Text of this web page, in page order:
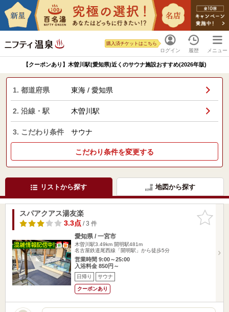
ログイン
購入済チケットはこちら
履歴 メニュー
【クーポンあり】木曽川駅(愛知県)近くのサウナ施設おすすめ(2026年版)
1. 都道府県 東海 / 愛知県
2. 沿線・駅 木曽川駅
3. こだわり条件 サウナ
こだわり条件を変更する
リストから探す 地図から探す
お気に入
りに追加
スパアクアス湯友楽
3.3点/ 3 件
愛知県 / 一宮市
木曽川駅3.49km 開明駅481m
名古屋鉄道尾西線「開明駅」から徒歩5分
営業時間 9:00～25:00
入浴料金 850円～
日帰り サウナ
クーポンあり